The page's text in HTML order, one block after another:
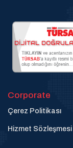
Corporate
Çerez Politikası
Hizmet Sözleşmesi